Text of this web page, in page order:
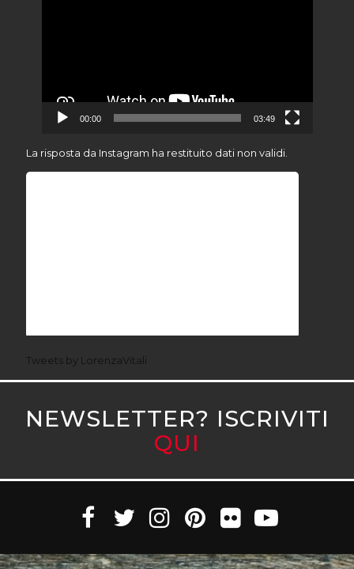
00:00 03:49
La risposta da Instagram ha restituito dati non validi.
Tweets by LorenzaVitali
NEWSLETTER? ISCRIVITI
QUI